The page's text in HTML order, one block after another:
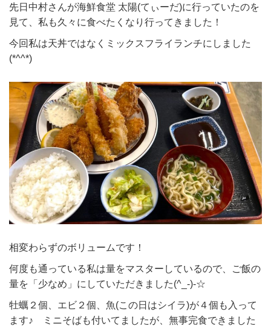
先日中村さんが海鮮食堂 太陽(てぃーだ)に行っていたのを
見て、私も久々に食べたくなり行ってきました！
今回私は天丼ではなくミックスフライランチにしました
(*^^*)
相変わらずのボリュームです！
何度も通っている私は量をマスターしているので、ご飯の
量を「少なめ」にしていただきました(^_-)-☆
牡蠣２個、エビ２個、魚(この日はシイラ)が４個も入って
ます♪ ミニそばも付いてましたが、無事完食できました